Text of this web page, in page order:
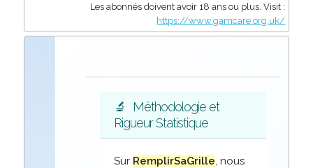
Les abonnés doivent avoir 18 ans ou plus. Visit :
https://www.gamcare.org.uk/
🔬
Méthodologie et
Rigueur Statistique
Sur RemplirSaGrille , nous